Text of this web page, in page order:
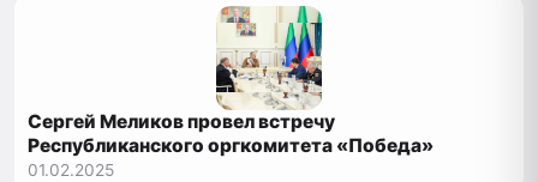
Сергей Меликов провел встречу
Республиканского оргкомитета «Победа»
01.02.2025